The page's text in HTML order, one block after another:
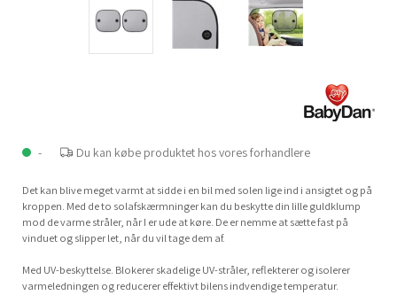
- Du kan købe produktet hos vores forhandlere
Det kan blive meget varmt at sidde i en bil med solen lige ind i ansigtet og på
kroppen. Med de to solafskærmninger kan du beskytte din lille guldklump
mod de varme stråler, når I er ude at køre. De er nemme at sætte fast på
vinduet og slipper let, når du vil tage dem af.
Med UV-beskyttelse. Blokerer skadelige UV-stråler, reflekterer og isolerer
varmeledningen og reducerer effektivt bilens indvendige temperatur.